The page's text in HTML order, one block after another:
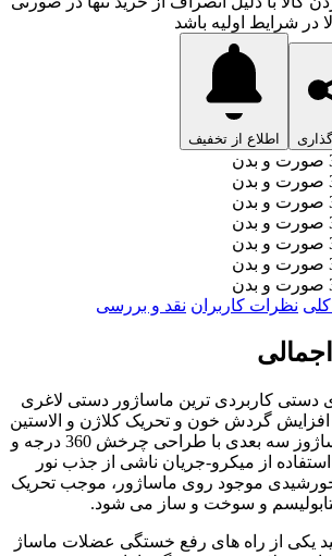
در شرایط اولیه باشد
اطلاع از تخفیف
نظرات کاربران نقد و بررسی
دستی کاربردی ترین ماساژور دستی لاغری
گردش خون و تحریک کلاژن و الاستین
سازی است.رولر ماساژوز سه بعدی با طراحی چرخش 360 درجه و
استفاده از میکرو-جریان ناشی از جذب نور
موجود روی ماساژور، موجب تحریک
و سوخت و ساز می شود.
یکی از راه های رفع خستگی عضلات ماساژ